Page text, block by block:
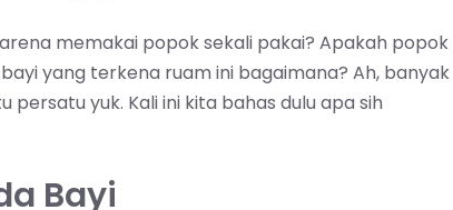
memakai popok sekali pakai? Apakah popok
yang terkena ruam ini bagaimana? Ah, banyak
persatu yuk. Kali ini kita bahas dulu apa sih
Bayi